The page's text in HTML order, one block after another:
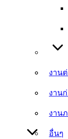
งาน
งาน
งาน
อื่นๆ
งาน
งาน
งาน
อื่นๆ